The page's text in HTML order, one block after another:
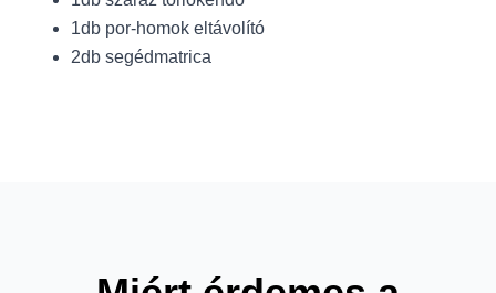
1db por-homok eltávolító
2db segédmatrica